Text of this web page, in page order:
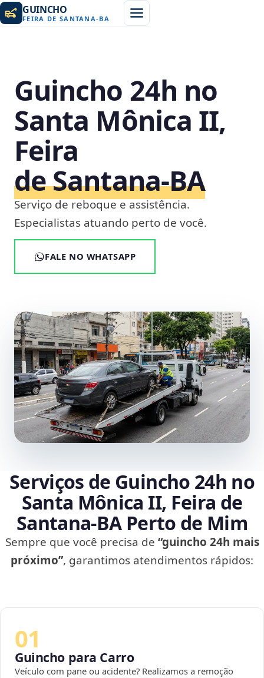
GUINCHO
FEIRA DE SANTANA-BA
Guincho 24h no
Santa Mônica II,
Feira
de Santana‑BA
Serviço de reboque e assistência.
Especialistas atuando perto de você.
FALE NO WHATSAPP
Serviços de Guincho 24h no
Santa Mônica II, Feira de
Santana‑BA Perto de Mim
Sempre que você precisa de “guincho 24h mais
próximo”, garantimos atendimentos rápidos:
01
Guincho para Carro
Veículo com pane ou acidente? Realizamos a remoção